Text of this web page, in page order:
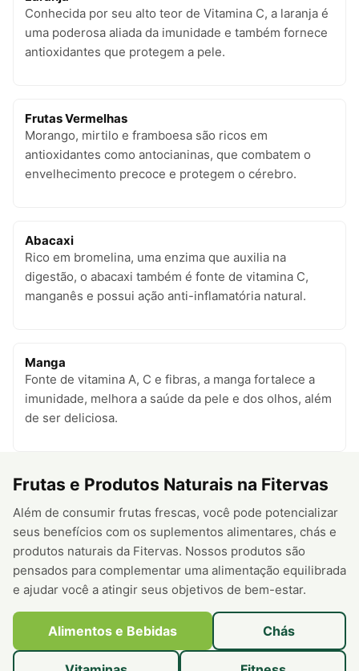
Conhecida por seu alto teor de Vitamina C, a laranja é
uma poderosa aliada da imunidade e também fornece
antioxidantes que protegem a pele.
Frutas Vermelhas
Morango, mirtilo e framboesa são ricos em
antioxidantes como antocianinas, que combatem o
envelhecimento precoce e protegem o cérebro.
Abacaxi
Rico em bromelina, uma enzima que auxilia na
digestão, o abacaxi também é fonte de vitamina C,
manganês e possui ação anti-inflamatória natural.
Manga
Fonte de vitamina A, C e fibras, a manga fortalece a
imunidade, melhora a saúde da pele e dos olhos, além
de ser deliciosa.
Frutas e Produtos Naturais na Fitervas
Além de consumir frutas frescas, você pode potencializar
seus benefícios com os suplementos alimentares, chás e
produtos naturais da Fitervas. Nossos produtos são
pensados para complementar uma alimentação equilibrada
e ajudar você a atingir seus objetivos de bem-estar.
Alimentos e Bebidas Chás